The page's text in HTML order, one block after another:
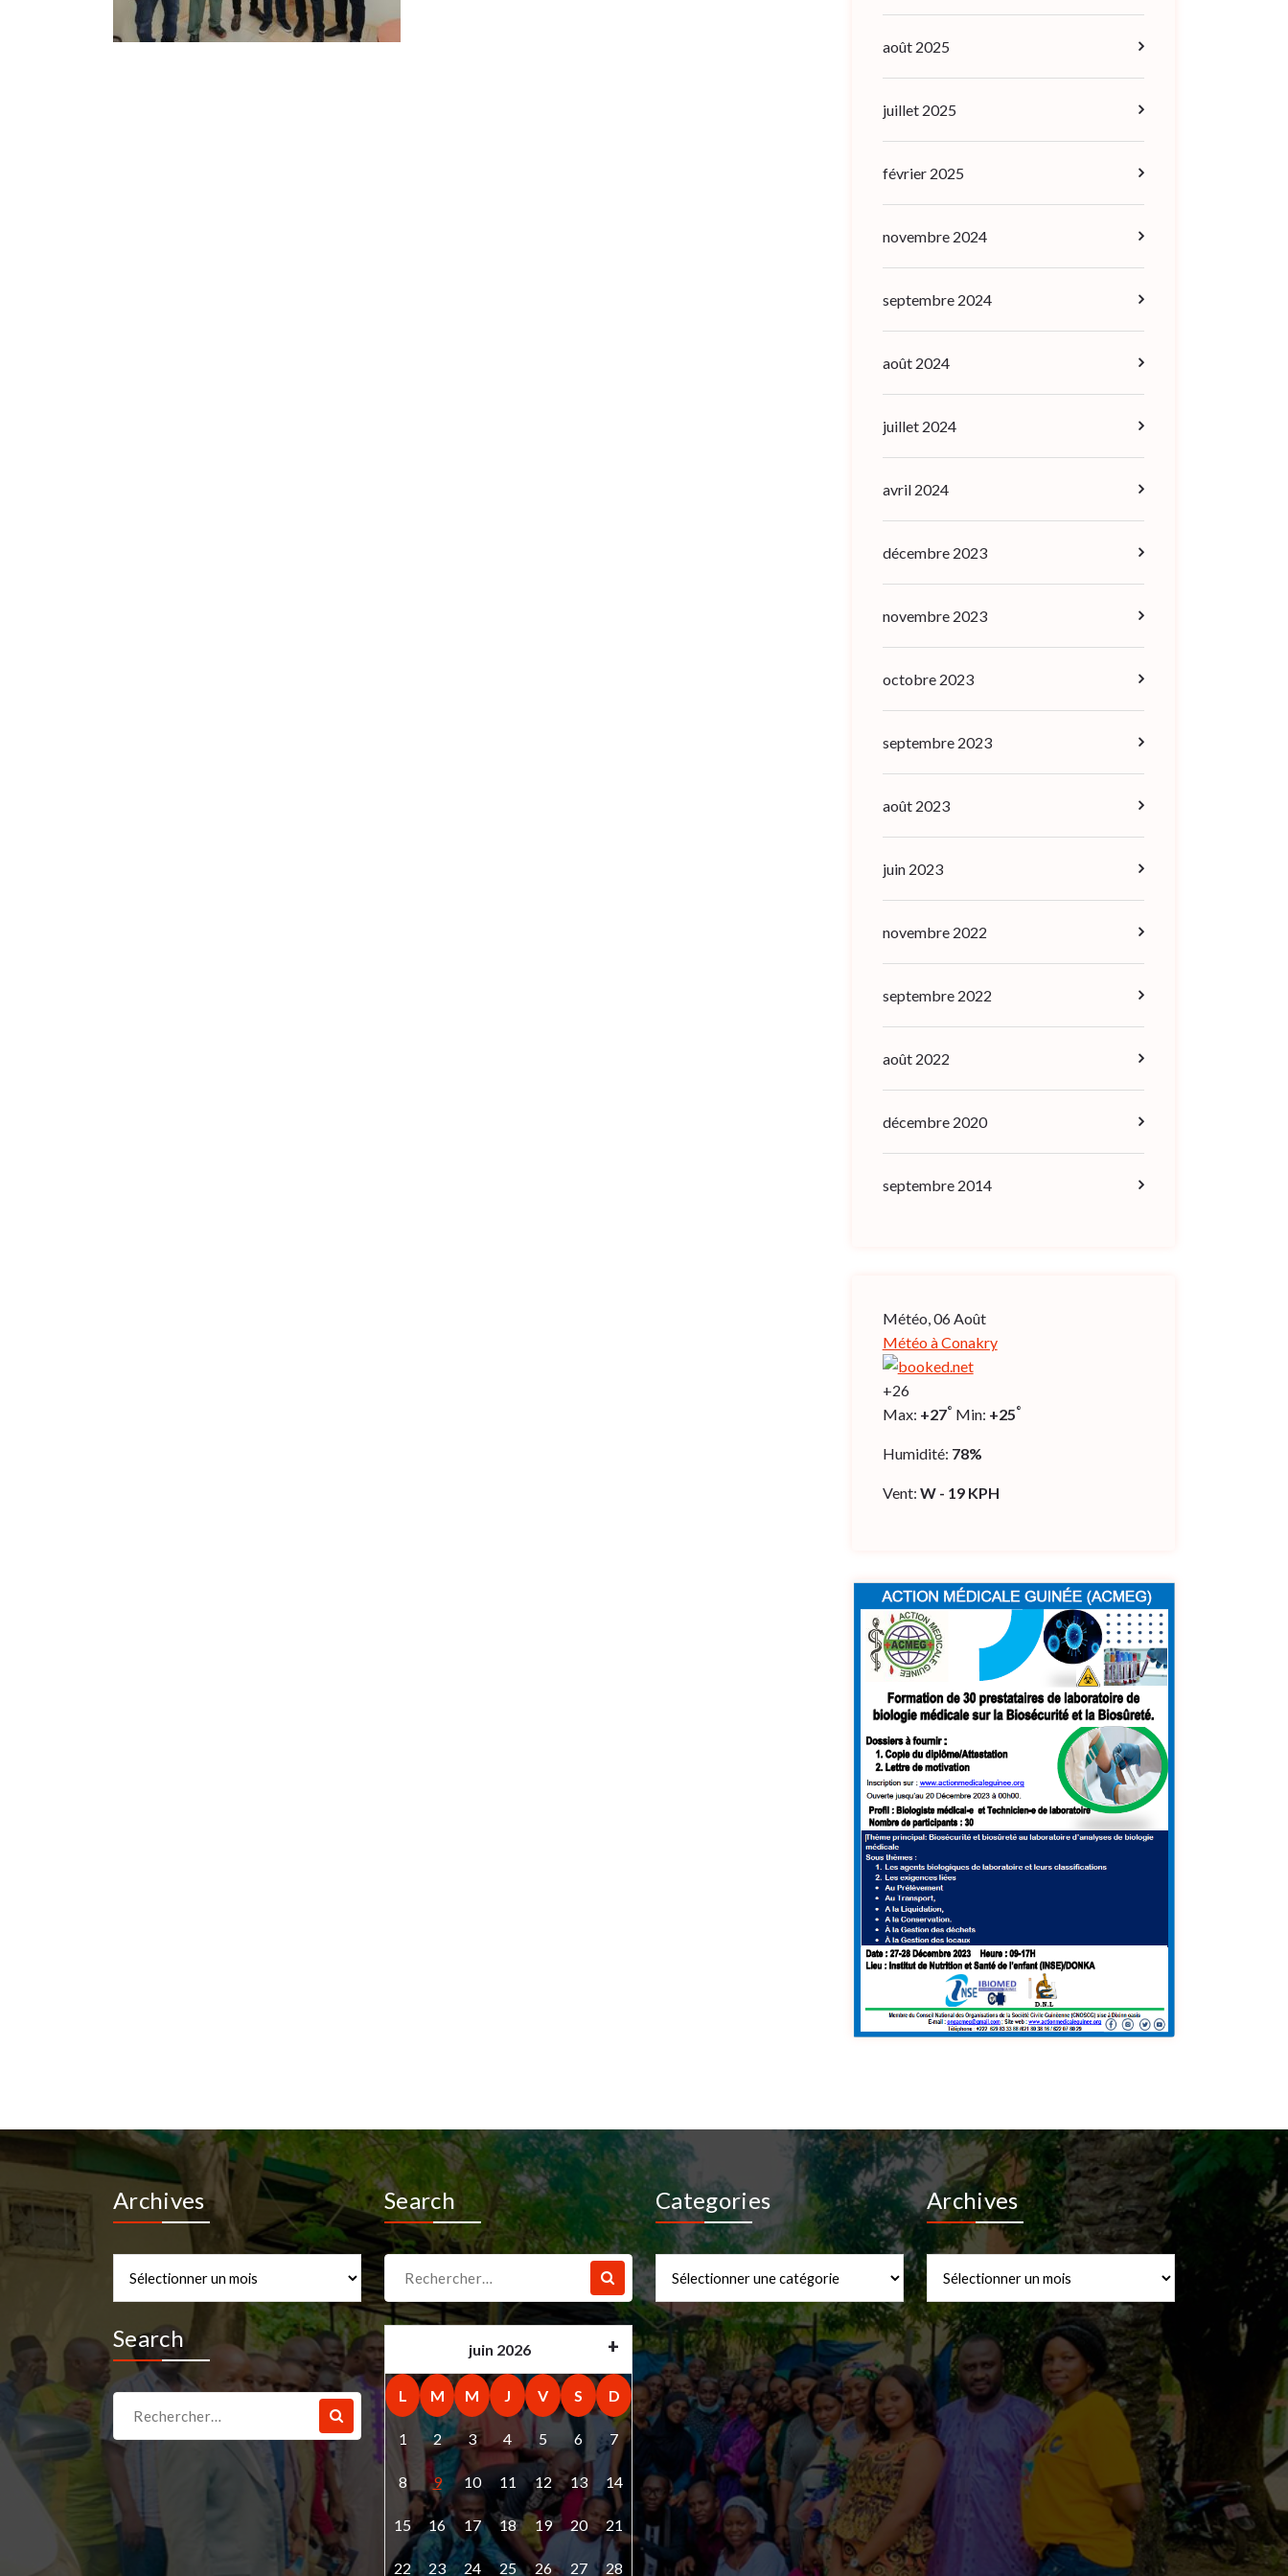
août 2025
juillet 2025
février 2025
novembre 2024
septembre 2024
août 2024
juillet 2024
avril 2024
décembre 2023
novembre 2023
octobre 2023
septembre 2023
août 2023
juin 2023
novembre 2022
septembre 2022
août 2022
décembre 2020
septembre 2014
Météo, 06 Août
Météo à Conakry
+26
Max: +27° Min: +25°
Humidité: 78%
Vent: W - 19 KPH
Archives Search
Recherche
pour :
Categories
Categories
Archives
Archives
Search
pour :
juin 2026
L M M J V S D
1 2 3 4 5 6 7
8 9 10 11 12 13 14
15 16 17 18 19 20 21
22 23 24 25 26 27 28